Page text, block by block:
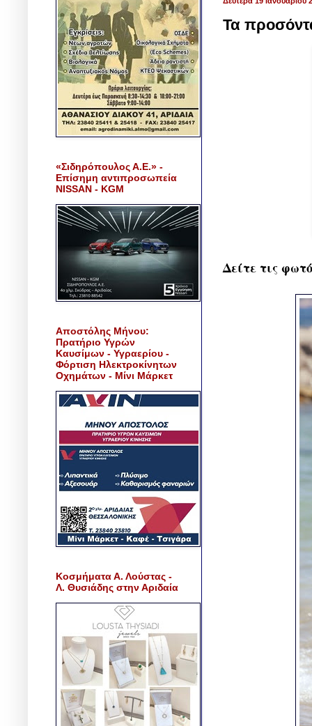
Τα
Δείτε τις
«Σιδηρόπουλος Α.Ε.» -
Επίσημη αντιπροσωπεία
NISSAN - KGM
Αποστόλης Μήνου:
Πρατήριο Υγρών
Καυσίμων - Υγραερίου -
Φόρτιση Ηλεκτροκίνητων
Οχημάτων - Μίνι Μάρκετ
Κοσμήματα Α. Λούστας -
Λ. Θυσιάδης στην Αριδαία